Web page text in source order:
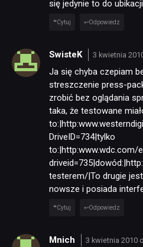
DYSKUSJE
JUŻ
SKLEP
się jedynie to do
Cytuj Odpowiedz
SwisteK 3 kwietnia
Ja się chyba czepiam
streszczenie press-
zrobić bez oglądania
taka, że testowane
DriveID=734|tylko
to:|http:www.wdc.com/
testerem/|To drugie
nowsze i posiada
Cytuj Odpowiedz
Mnich 3 kwietnia 2010